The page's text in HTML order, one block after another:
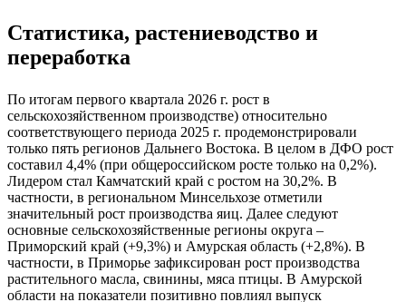
Статистика, растениеводство и
переработка
По итогам первого квартала 2026 г. рост в
сельскохозяйственном производстве) относительно
соответствующего периода 2025 г. продемонстрировали
только пять регионов Дальнего Востока. В целом в ДФО рост
составил 4,4% (при общероссийском росте только на 0,2%).
Лидером стал Камчатский край с ростом на 30,2%. В
частности, в региональном Минсельхозе отметили
значительный рост производства яиц. Далее следуют
основные сельскохозяйственные регионы округа –
Приморский край (+9,3%) и Амурская область (+2,8%). В
частности, в Приморье зафиксирован рост производства
растительного масла, свинины, мяса птицы. В Амурской
области на показатели позитивно повлиял выпуск